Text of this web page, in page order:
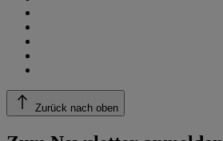
Zurück nach oben